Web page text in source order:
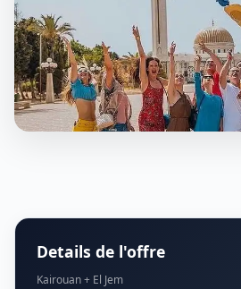
Details de l'offre
Kairouan + El Jem